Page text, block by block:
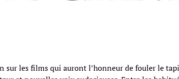
les films qui auront l’honneur de fouler le